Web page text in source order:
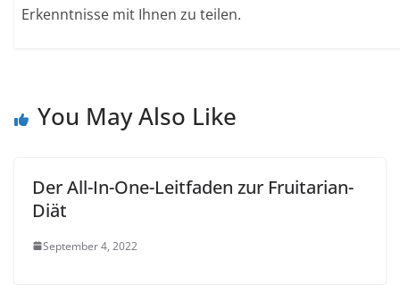
Erkenntnisse mit Ihnen zu teilen.
You May Also Like
Der All-In-One-Leitfaden zur Fruitarian-
Diät
September 4, 2022